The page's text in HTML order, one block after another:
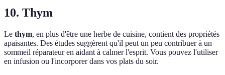
10. Thym
Le thym, en plus d'être une herbe de cuisine, contient des propriétés
apaisantes. Des études suggèrent qu'il peut un peu contribuer à un
sommeil réparateur en aidant à calmer l'esprit. Vous pouvez l'utiliser
en infusion ou l'incorporer dans vos plats du soir.